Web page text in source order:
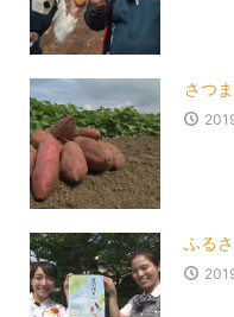
さつ
ふる